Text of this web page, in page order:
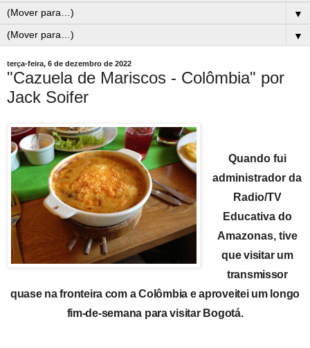
▼
▼
terça-feira, 6 de dezembro de 2022
"Cazuela de Mariscos - Colômbia" por
Jack Soifer
Quando fui
administrador da
Radio/TV
Educativa do
Amazonas,tive
que visitar um
transmissor
quase na fronteira com aColômbia e aproveitei um longo
fim-de-semana para visitar Bogotá.